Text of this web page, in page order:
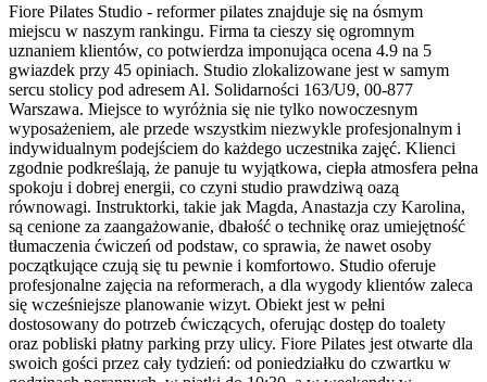
Fiore Pilates Studio - reformer pilates znajduje się na ósmym
miejscu w naszym rankingu. Firma ta cieszy się ogromnym
uznaniem klientów, co potwierdza imponująca ocena 4.9 na 5
gwiazdek przy 45 opiniach. Studio zlokalizowane jest w samym
sercu stolicy pod adresem Al. Solidarności 163/U9, 00-877
Warszawa. Miejsce to wyróżnia się nie tylko nowoczesnym
wyposażeniem, ale przede wszystkim niezwykle profesjonalnym i
indywidualnym podejściem do każdego uczestnika zajęć. Klienci
zgodnie podkreślają, że panuje tu wyjątkowa, ciepła atmosfera pełna
spokoju i dobrej energii, co czyni studio prawdziwą oazą
równowagi. Instruktorki, takie jak Magda, Anastazja czy Karolina,
są cenione za zaangażowanie, dbałość o technikę oraz umiejętność
tłumaczenia ćwiczeń od podstaw, co sprawia, że nawet osoby
początkujące czują się tu pewnie i komfortowo. Studio oferuje
profesjonalne zajęcia na reformerach, a dla wygody klientów zaleca
się wcześniejsze planowanie wizyt. Obiekt jest w pełni
dostosowany do potrzeb ćwiczących, oferując dostęp do toalety
oraz pobliski płatny parking przy ulicy. Fiore Pilates jest otwarte dla
swoich gości przez cały tydzień: od poniedziałku do czwartku w